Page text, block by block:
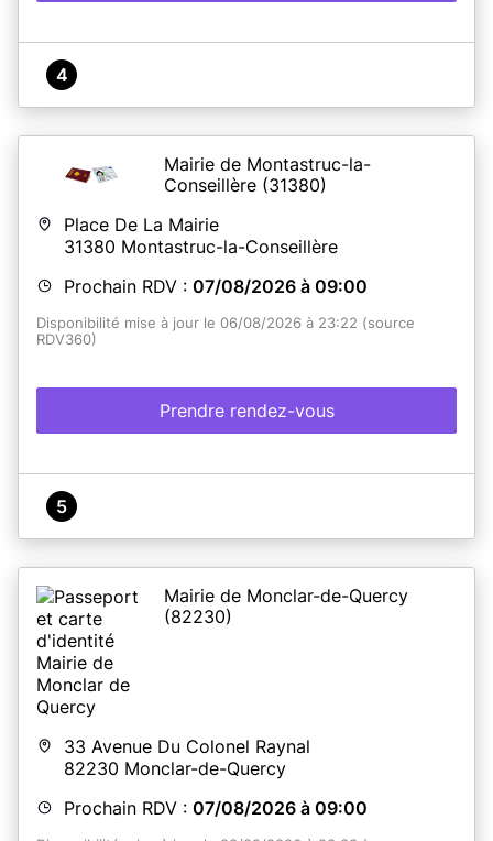
4
Mairie de Montastruc-la-
Conseillère (31380)
Place De La Mairie
31380 Montastruc-la-Conseillère
Prochain RDV : 07/08/2026 à 09:00
Disponibilité mise à jour le 06/08/2026 à 23:22 (source
RDV360)
Prendre rendez-vous
5
Mairie de Monclar-de-Quercy
(82230)
33 Avenue Du Colonel Raynal
82230 Monclar-de-Quercy
Prochain RDV : 07/08/2026 à 09:00